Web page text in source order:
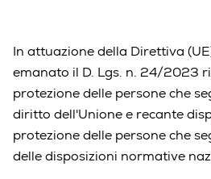
In attuazione della Direttiva
emanato il D. Lgs. n. 24/2023
protezione delle persone che
diritto dell'Unione e recante
protezione delle persone che
delle disposizioni normative